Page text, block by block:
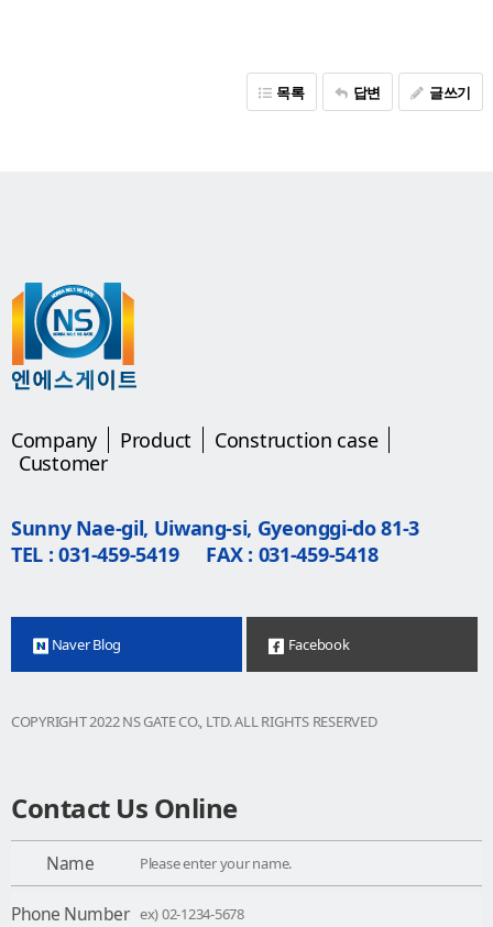
목록 답변 글쓰기
Company Product
Construction case
Customer
Sunny Nae-gil, Uiwang-si, Gyeonggi-do 81-3
TEL : 031-459-5419
FAX : 031-459-5418
Naver Blog Facebook
COPYRIGHT 2022 NS GATE CO., LTD. ALL RIGHTS RESERVED
Contact Us Online
Name
Phone Number